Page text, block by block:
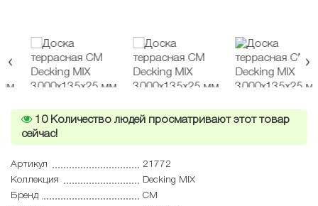
10Количество людей просматривают этот товар
сейчас!
Артикул
21772
Коллекция
Decking MIX
Бренд
CM